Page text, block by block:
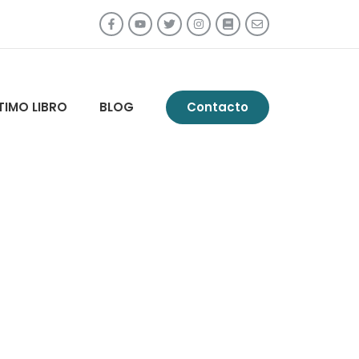
LIBRO BLOG Contacto